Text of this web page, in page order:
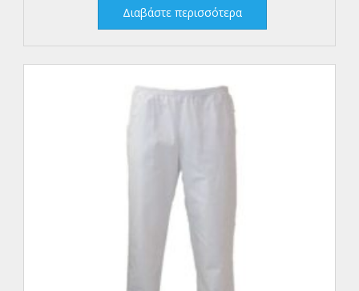
Διαβάστε περισσότερα